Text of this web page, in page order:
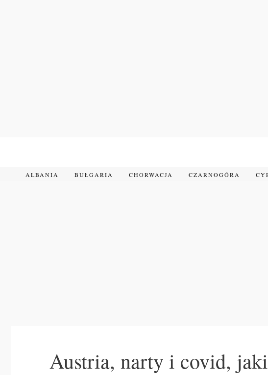
ALBANIA BUŁGARIA CHORWACJA CZARNOGÓRA
Austria, narty i covid,